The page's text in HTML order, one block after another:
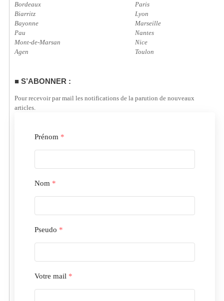
Bordeaux
Biarritz
Bayonne
Pau
Mont-de-Marsan
Agen
Paris
Lyon
Marseille
Nantes
Nice
Toulon
S’ABONNER :
Pour recevoir par mail les notifications de la parution de nouveaux
articles.
Prénom *
Nom *
Pseudo *
Votre mail *